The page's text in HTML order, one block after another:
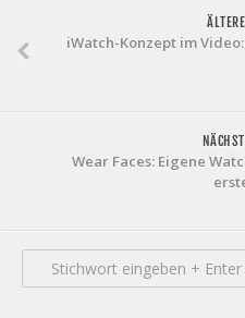
iWatch-Konzept im
Wear Faces: Eigene